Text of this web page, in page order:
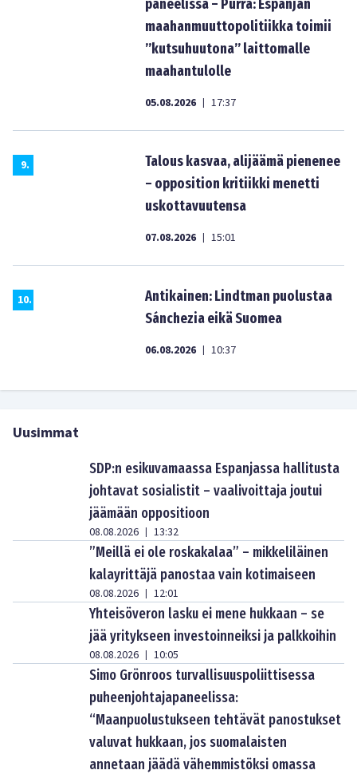
paneelissa – Purra: Espanjan
maahanmuuttopolitiikka toimii
”kutsuhuutona” laittomalle
maahantulolle
05.08.2026 | 17:37
9.
Talous kasvaa, alijäämä pienenee
– opposition kritiikki menetti
uskottavuutensa
07.08.2026 | 15:01
10.
Antikainen: Lindtman puolustaa
Sánchezia eikä Suomea
06.08.2026 | 10:37
Uusimmat
SDP:n esikuvamaassa Espanjassa hallitusta
johtavat sosialistit – vaalivoittaja joutui
jäämään oppositioon
08.08.2026 | 13:32
”Meillä ei ole roskakalaa” – mikkeliläinen
kalayrittäjä panostaa vain kotimaiseen
08.08.2026 | 12:01
Yhteisöveron lasku ei mene hukkaan – se
jää yritykseen investoinneiksi ja palkkoihin
08.08.2026 | 10:05
Simo Grönroos turvallisuuspoliittisessa
puheenjohtajapaneelissa:
“Maanpuolustukseen tehtävät panostukset
valuvat hukkaan, jos suomalaisten
annetaan jäädä vähemmistöksi omassa